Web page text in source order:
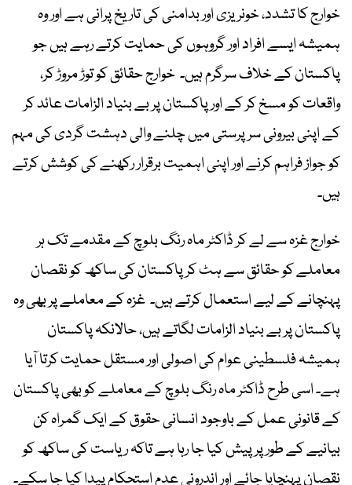
خوارج کا تشدد، خونریزی اور بدامنی کی تاریخ پرانی ہے اور وہ
ہمیشہ ایسے افراد اور گروہوں کی حمایت کرتے رہے ہیں جو
پاکستان کے خلاف سرگرم ہیں۔ خوارج حقائق کو توڑ مروڑ کر،
واقعات کو مسخ کر کے اور پاکستان پر بے بنیاد الزامات عائد کر
کے اپنی بیرونی سرپرستی میں چلنے والی دہشت گردی کی مہم
کو جواز فراہم کرنے اور اپنی اہمیت برقرار رکھنے کی کوشش کرتے
ہیں۔
خوارج غزہ سے لے کر ڈاکٹر ماہ رنگ بلوچ کے مقدمے تک ہر
معاملے کو حقائق سے ہٹ کر پاکستان کی ساکھ کو نقصان
پہنچانے کے لیے استعمال کرتے ہیں۔ غزہ کے معاملے پر بھی وہ
پاکستان پر بے بنیاد الزامات لگاتے ہیں، حالانکہ پاکستان
ہمیشہ فلسطینی عوام کی اصولی اور مستقل حمایت کرتا آیا
ہے۔ اسی طرح ڈاکٹر ماہ رنگ بلوچ کے معاملے کو بھی پاکستان
کے قانونی عمل کے باوجود انسانی حقوق کے ایک گمراہ کن
بیانیے کے طور پر پیش کیا جا رہا ہے تاکہ ریاست کی ساکھ کو
نقصان پہنچایا جائے اور اندرونی عدم استحکام پیدا کیا جا سکے۔